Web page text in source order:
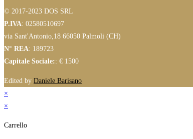
© 2017-2023 DOS SRL
P.IVA: 02580510697
via Sant'Antonio,18 66050 Palmoli (CH)
N° REA: 189723
Capitale Sociale:: € 1500
Edited by Daniele Barisano
×
×
Carrello